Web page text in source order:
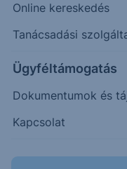
Online kereskedés
Tanácsadási
Ügyféltámogatás
Dokumentumok és
Kapcsolat
Az Erste Strukturált
piaci helyzetekre
A havonta érkező
kiválasztott
részesülhetsz, vagy